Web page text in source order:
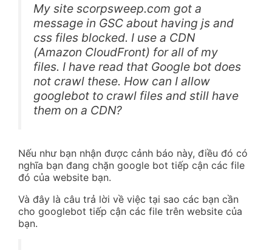
My site scorpsweep.com got a
message in GSC about having js and
css files blocked. I use a CDN
(Amazon CloudFront) for all of my
files. I have read that Google bot does
not crawl these. How can I allow
googlebot to crawl files and still have
them on a CDN?
Nếu như bạn nhận được cảnh báo này, điều đó có
nghĩa bạn đang chặn google bot tiếp cận các file
đó của website bạn.
Và đây là câu trả lời về việc tại sao các bạn cần
cho googlebot tiếp cận các file trên website của
bạn.